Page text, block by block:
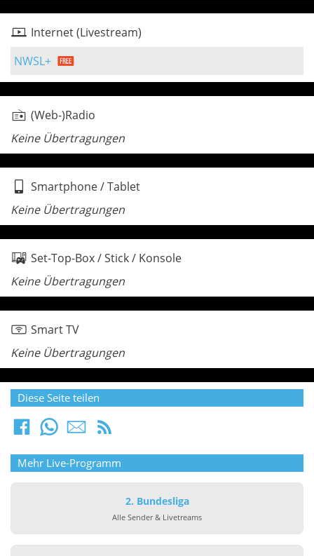
Internet (Livestream)
NWSL+
(Web-)Radio
Keine Übertragungen
Smartphone / Tablet
Keine Übertragungen
Set-Top-Box / Stick / Konsole
Keine Übertragungen
Smart TV
Keine Übertragungen
Diese Seite teilen
Mehr Live-Programm
2. Bundesliga
Alle Sender & Livetreams